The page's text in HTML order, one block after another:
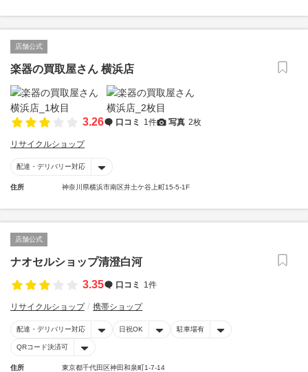
店舗公式
楽器の買取屋さん 横浜店
3.26 口コミ 1件 写真 2枚
リサイクルショップ
配達・デリバリー対応
住所 神奈川県横浜市南区井土ケ谷上町15-5-1F
店舗公式
ナオセルショップ清澄白河
3.35
口コミ 1件
リサイクルショップ 携帯ショップ
配達・デリバリー対応 日祝OK 駐車場有
QRコード決済可
住所
東京都千代田区神田和泉町1-7-14